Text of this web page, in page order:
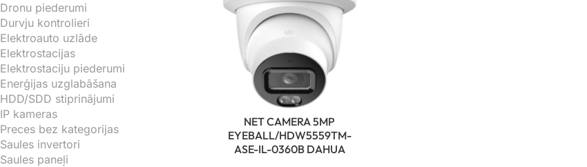
Dronu piederumi
Durvju kontrolieri
Elektroauto uzlāde
Elektrostacijas
Elektrostaciju piederumi
Enerģijas uzglabāšana
HDD/SDD stiprinājumi
IP kameras
Preces bez kategorijas
Saules invertori
Saules paneļi
NET CAMERA 5MP
EYEBALL/HDW5559TM-
ASE-IL-0360B DAHUA